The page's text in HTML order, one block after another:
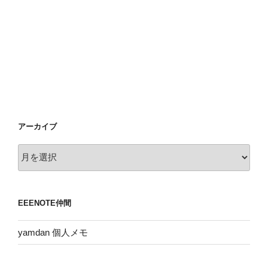
アーカイブ
ー
ブ
EEENOTE仲間
yamdan 個人メモ